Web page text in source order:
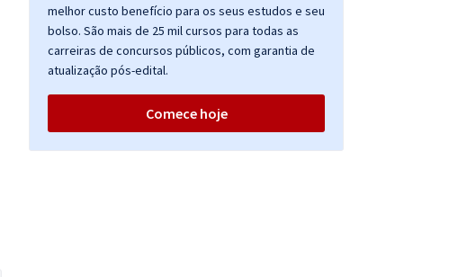
melhor custo benefício para os seus estudos e seu
bolso. São mais de 25 mil cursos para todas as
carreiras de concursos públicos, com garantia de
atualização pós-edital.
Comece hoje